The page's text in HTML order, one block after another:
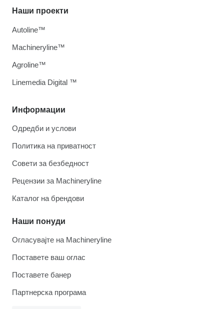
Информации
Одредби и услови
Политика на приватност
Совети за безбедност
Рецензии за Machineryline
Каталог на брендови
Наши понуди
Огласувајте на Machineryline
Поставете ваш оглас
Поставете банер
Партнерска програма
Наши проекти
Autoline™
Machineryline™
Agroline™
Linemedia Digital ™